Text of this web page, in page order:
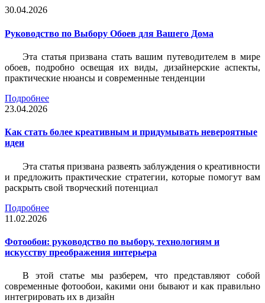
30.04.2026
Руководство по Выбору Обоев для Вашего Дома
Эта статья призвана стать вашим путеводителем в мире
обоев, подробно освещая их виды, дизайнерские аспекты,
практические нюансы и современные тенденции
Подробнее
23.04.2026
Как стать более креативным и придумывать невероятные
идеи
Эта статья призвана развеять заблуждения о креативности
и предложить практические стратегии, которые помогут вам
раскрыть свой творческий потенциал
Подробнее
11.02.2026
Фотообои: руководство по выбору, технологиям и
искусству преображения интерьера
В этой статье мы разберем, что представляют собой
современные фотообои, какими они бывают и как правильно
интегрировать их в дизайн